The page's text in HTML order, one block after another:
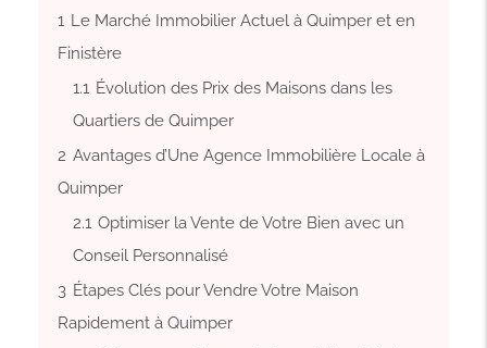
1 Le Marché Immobilier Actuel à Quimper et en
Finistère
1.1 Évolution des Prix des Maisons dans les
Quartiers de Quimper
2 Avantages d’Une Agence Immobilière Locale à
Quimper
2.1 Optimiser la Vente de Votre Bien avec un
Conseil Personnalisé
3 Étapes Clés pour Vendre Votre Maison
Rapidement à Quimper